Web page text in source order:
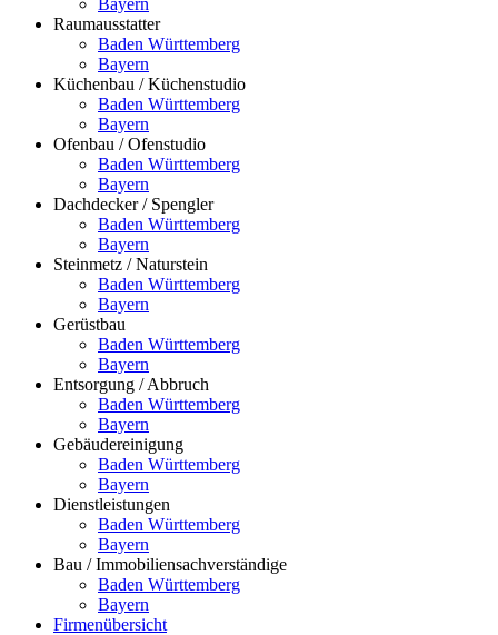
Bayern
Raumausstatter
Baden Württemberg
Bayern
Küchenbau / Küchenstudio
Baden Württemberg
Bayern
Ofenbau / Ofenstudio
Baden Württemberg
Bayern
Dachdecker / Spengler
Baden Württemberg
Bayern
Steinmetz / Naturstein
Baden Württemberg
Bayern
Gerüstbau
Baden Württemberg
Bayern
Entsorgung / Abbruch
Baden Württemberg
Bayern
Gebäudereinigung
Baden Württemberg
Bayern
Dienstleistungen
Baden Württemberg
Bayern
Bau / Immobiliensachverständige
Baden Württemberg
Bayern
Firmenübersicht